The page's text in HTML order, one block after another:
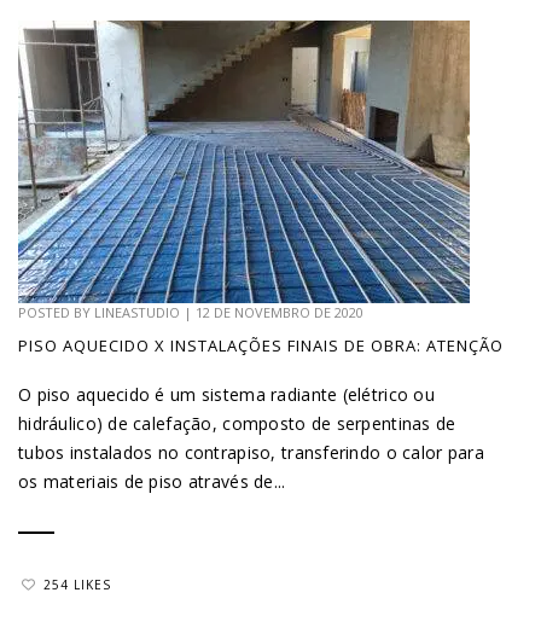
POSTED BY LINEASTUDIO | 12 DE NOVEMBRO DE 2020
PISO AQUECIDO X INSTALAÇÕES FINAIS DE OBRA: ATENÇÃO
O piso aquecido é um sistema radiante (elétrico ou
hidráulico) de calefação, composto de serpentinas de
tubos instalados no contrapiso, transferindo o calor para
os materiais de piso através de...
254 LIKES